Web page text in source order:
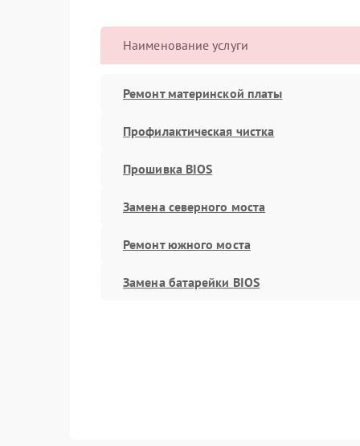
Наименование услуги
Ремонт материнской платы
Профилактическая чистка
Прошивка BIOS
Замена северного моста
Ремонт южного моста
Замена батарейки BIOS